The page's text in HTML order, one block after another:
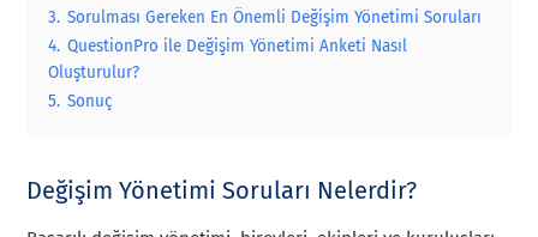
3. Sorulması Gereken En Önemli Değişim Yönetimi Soruları
4. QuestionPro ile Değişim Yönetimi Anketi Nasıl
Oluşturulur?
5. Sonuç
Değişim Yönetimi Soruları Nelerdir?